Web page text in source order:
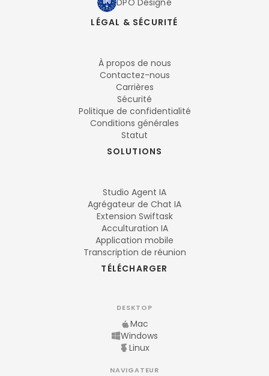
DPO Désigné
LÉGAL & SÉCURITÉ
À propos de nous
Contactez-nous
Carrières
Sécurité
Politique de confidentialité
Conditions générales
Statut
SOLUTIONS
Studio Agent IA
Agrégateur de Chat IA
Extension Swiftask
Acculturation IA
Application mobile
Transcription de réunion
TÉLÉCHARGER
DESKTOP
Mac
Windows
Linux
NAVIGATEUR